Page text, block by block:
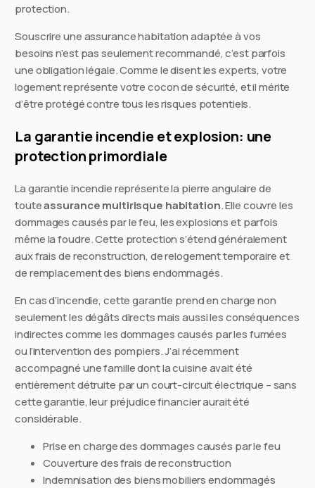
protection.
Souscrire une assurance habitation adaptée à vos
besoins n’est pas seulement recommandé, c’est parfois
une obligation légale. Comme le disent les experts, votre
logement représente votre cocon de sécurité, et il mérite
d’être protégé contre tous les risques potentiels.
La garantie incendie et explosion: une
protection primordiale
La garantie incendie représente la pierre angulaire de
touteassurance multirisque habitation. Elle couvre les
dommages causés par le feu, les explosions et parfois
même la foudre. Cette protection s’étend généralement
aux frais de reconstruction, de relogement temporaire et
de remplacement des biens endommagés.
En cas d’incendie, cette garantie prend en charge non
seulement les dégâts directs mais aussi les conséquences
indirectes comme les dommages causés par les fumées
ou l’intervention des pompiers. J’ai récemment
accompagné une famille dont la cuisine avait été
entièrement détruite par un court-circuit électrique – sans
cette garantie, leur préjudice financier aurait été
considérable.
Prise en charge des dommages causés par le feu
Couverture des frais de reconstruction
Indemnisation des biens mobiliers endommagés